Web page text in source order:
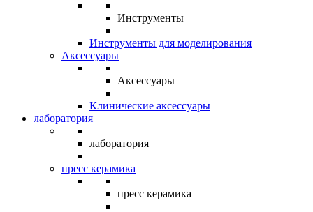
Инструменты
Инструменты для моделирования
Аксессуары
Аксессуары
Клинические аксессуары
лаборатория
лаборатория
пресс керамика
пресс керамика